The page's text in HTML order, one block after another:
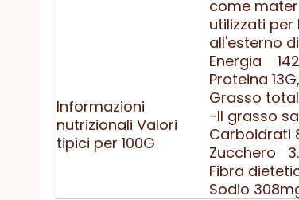
come
utilizzati
all'esterno
Informazioni
nutrizionali Valori
tipici per 100G
Energia
Proteina 13G,
Grasso
-Il grasso
Carboidrati
Zucchero
Fibra
Sodio